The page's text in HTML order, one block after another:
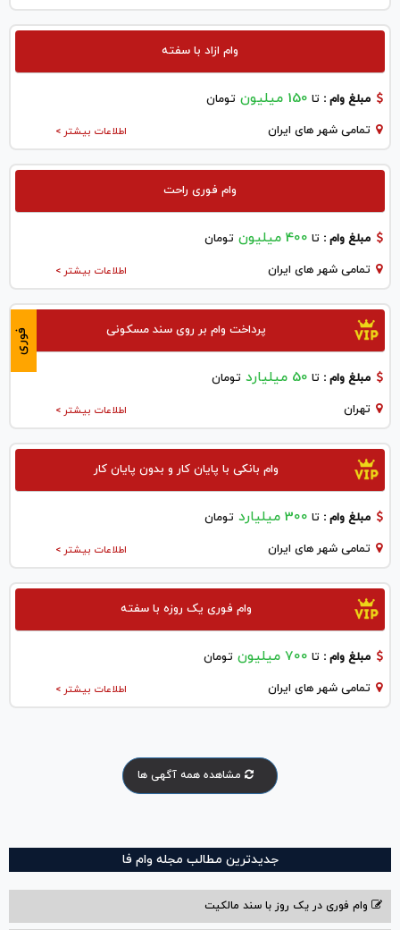
وام ازاد با سفته
مبلغ وام : تا 150 میلیون تومان
اطلاعات بیشتر > تمامی شهر های ایران
وام فوری راحت
مبلغ وام : تا 400 میلیون تومان
اطلاعات بیشتر > تمامی شهر های ایران
فوری پرداخت وام بر روی سند مسکونی
مبلغ وام : تا 50 میلیارد تومان
اطلاعات بیشتر > تهران
وام بانکی با پایان کار و بدون پایان کار
مبلغ وام : تا 300 میلیارد تومان
اطلاعات بیشتر > تمامی شهر های ایران
وام فوری یک روزه با سفته
مبلغ وام : تا 700 میلیون تومان
اطلاعات بیشتر > تمامی شهر های ایران
مشاهده همه آگهی ها
جدیدترین مطالب مجله وام فا
وام فوری در یک روز با سند مالکیت